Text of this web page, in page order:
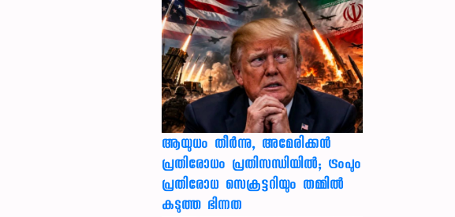
ആയുധം തീർന്നു, അമേരിക്കൻ
പ്രതിരോധം പ്രതിസന്ധിയിൽ; ട്രംപും
പ്രതിരോധ സെക്രട്ടറിയും തമ്മിൽ
കടുത്ത ഭിന്നത